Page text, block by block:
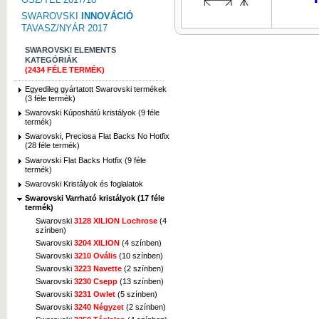
SWAROVSKI
INNOVÁCIÓ
TAVASZ/NYÁR 2017
SWAROVSKI ELEMENTS
KATEGÓRIÁK
(2434 FÉLE TERMÉK)
Egyedileg gyártatott Swarovski termékek
(3 féle termék)
Swarovski Kúposhátú kristályok (9 féle
termék)
Swarovski, Preciosa Flat Backs No Hotfix
(28 féle termék)
Swarovski Flat Backs Hotfix (9 féle
termék)
Swarovski Kristályok és foglalatok
Swarovski Varrható kristályok (17 féle
termék)
Swarovski 3128 XILION Lochrose (4
színben)
Swarovski 3204 XILION (4 színben)
Swarovski 3210 Ovális (10 színben)
Swarovski 3223 Navette (2 színben)
Swarovski 3230 Csepp (13 színben)
Swarovski 3231 Owlet (5 színben)
Swarovski 3240 Négyzet (2 színben)